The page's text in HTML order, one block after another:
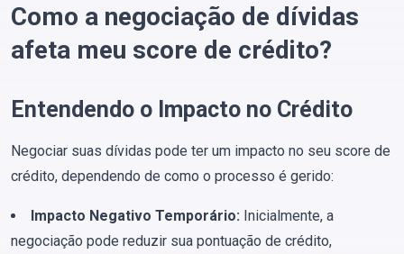
Como a negociação de dívidas
afeta meu score de crédito?
Entendendo o Impacto no Crédito
Negociar suas dívidas pode ter um impacto no seu score de
crédito, dependendo de como o processo é gerido:
Impacto Negativo Temporário: Inicialmente, a
negociação pode reduzir sua pontuação de crédito,